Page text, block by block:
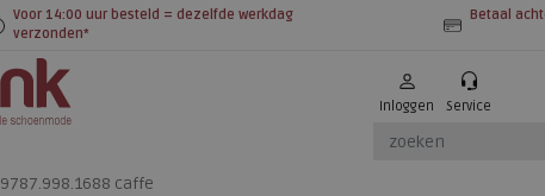
Voor 14:00 uur besteld = dezelfde werkdag
verzonden*
Betaal
Inloggen Service
9787.998.1688 caffe